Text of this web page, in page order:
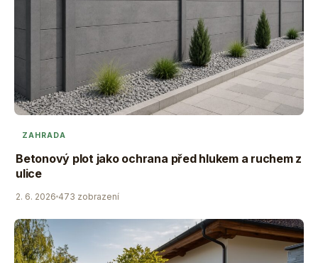
ZAHRADA
Betonový plot jako ochrana před hlukem a ruchem z
ulice
2. 6. 2026 473 zobrazení